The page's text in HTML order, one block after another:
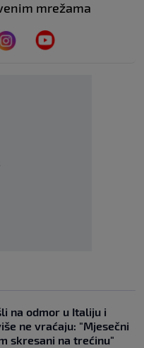
mrežama
na odmor u Italiju i
ne vraćaju: "Mjesečni
skresani na trećinu"